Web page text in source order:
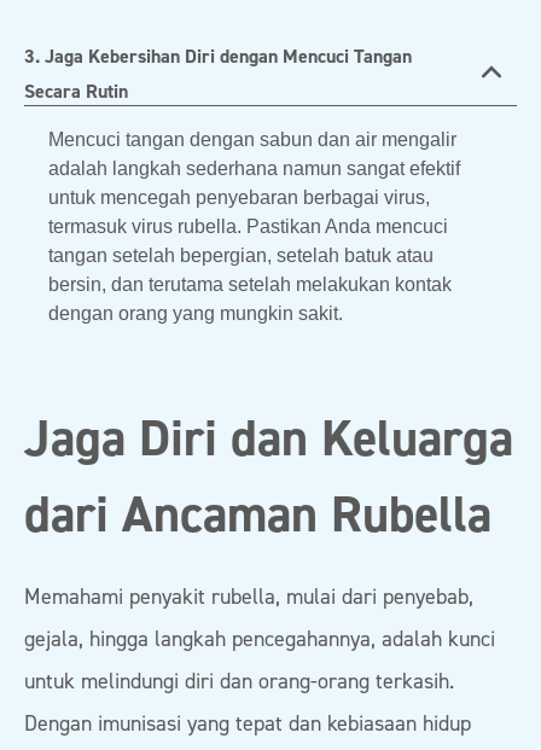
3. Jaga Kebersihan Diri dengan Mencuci Tangan
Secara Rutin
Mencuci tangan dengan sabun dan air mengalir
adalah langkah sederhana namun sangat efektif
untuk mencegah penyebaran berbagai virus,
termasuk virus rubella. Pastikan Anda mencuci
tangan setelah bepergian, setelah batuk atau
bersin, dan terutama setelah melakukan kontak
dengan orang yang mungkin sakit.
Jaga Diri dan Keluarga
dari Ancaman Rubella
Memahami penyakit rubella, mulai dari penyebab,
gejala, hingga langkah pencegahannya, adalah kunci
untuk melindungi diri dan orang-orang terkasih.
Dengan imunisasi yang tepat dan kebiasaan hidup